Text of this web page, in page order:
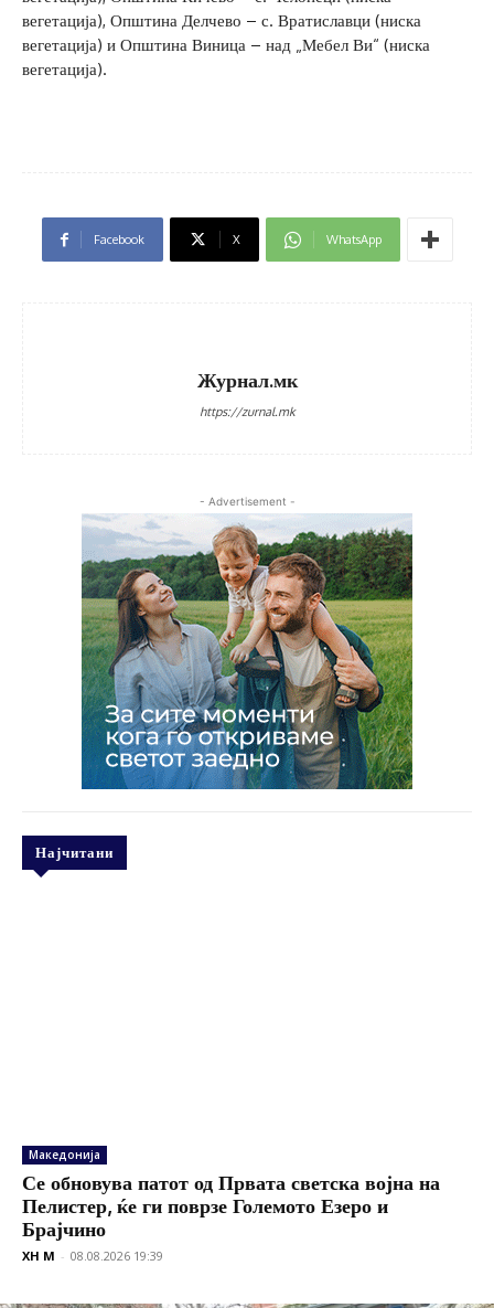
вегетација), Општина Делчево – с. Вратиславци (ниска
вегетација) и Општина Виница – над „Мебел Ви“ (ниска
вегетација).
Facebook X WhatsApp
Журнал.мк
https://zurnal.mk
- Advertisement -
Најчитани
Македонија
Се обновува патот од Првата светска војна на
Пелистер, ќе ги поврзе Големото Езеро и
Брајчино
XH M - 08.08.2026 19:39